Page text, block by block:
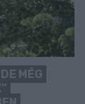
MÉG